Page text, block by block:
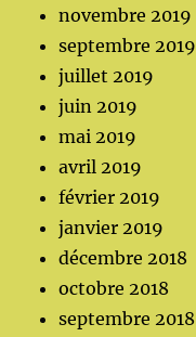
novembre 2019
septembre 2019
juillet 2019
juin 2019
mai 2019
avril 2019
février 2019
janvier 2019
décembre 2018
octobre 2018
septembre 2018